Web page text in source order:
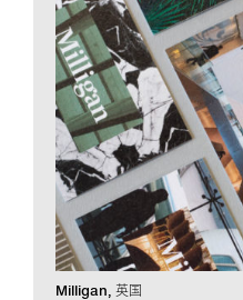
Milligan 英国